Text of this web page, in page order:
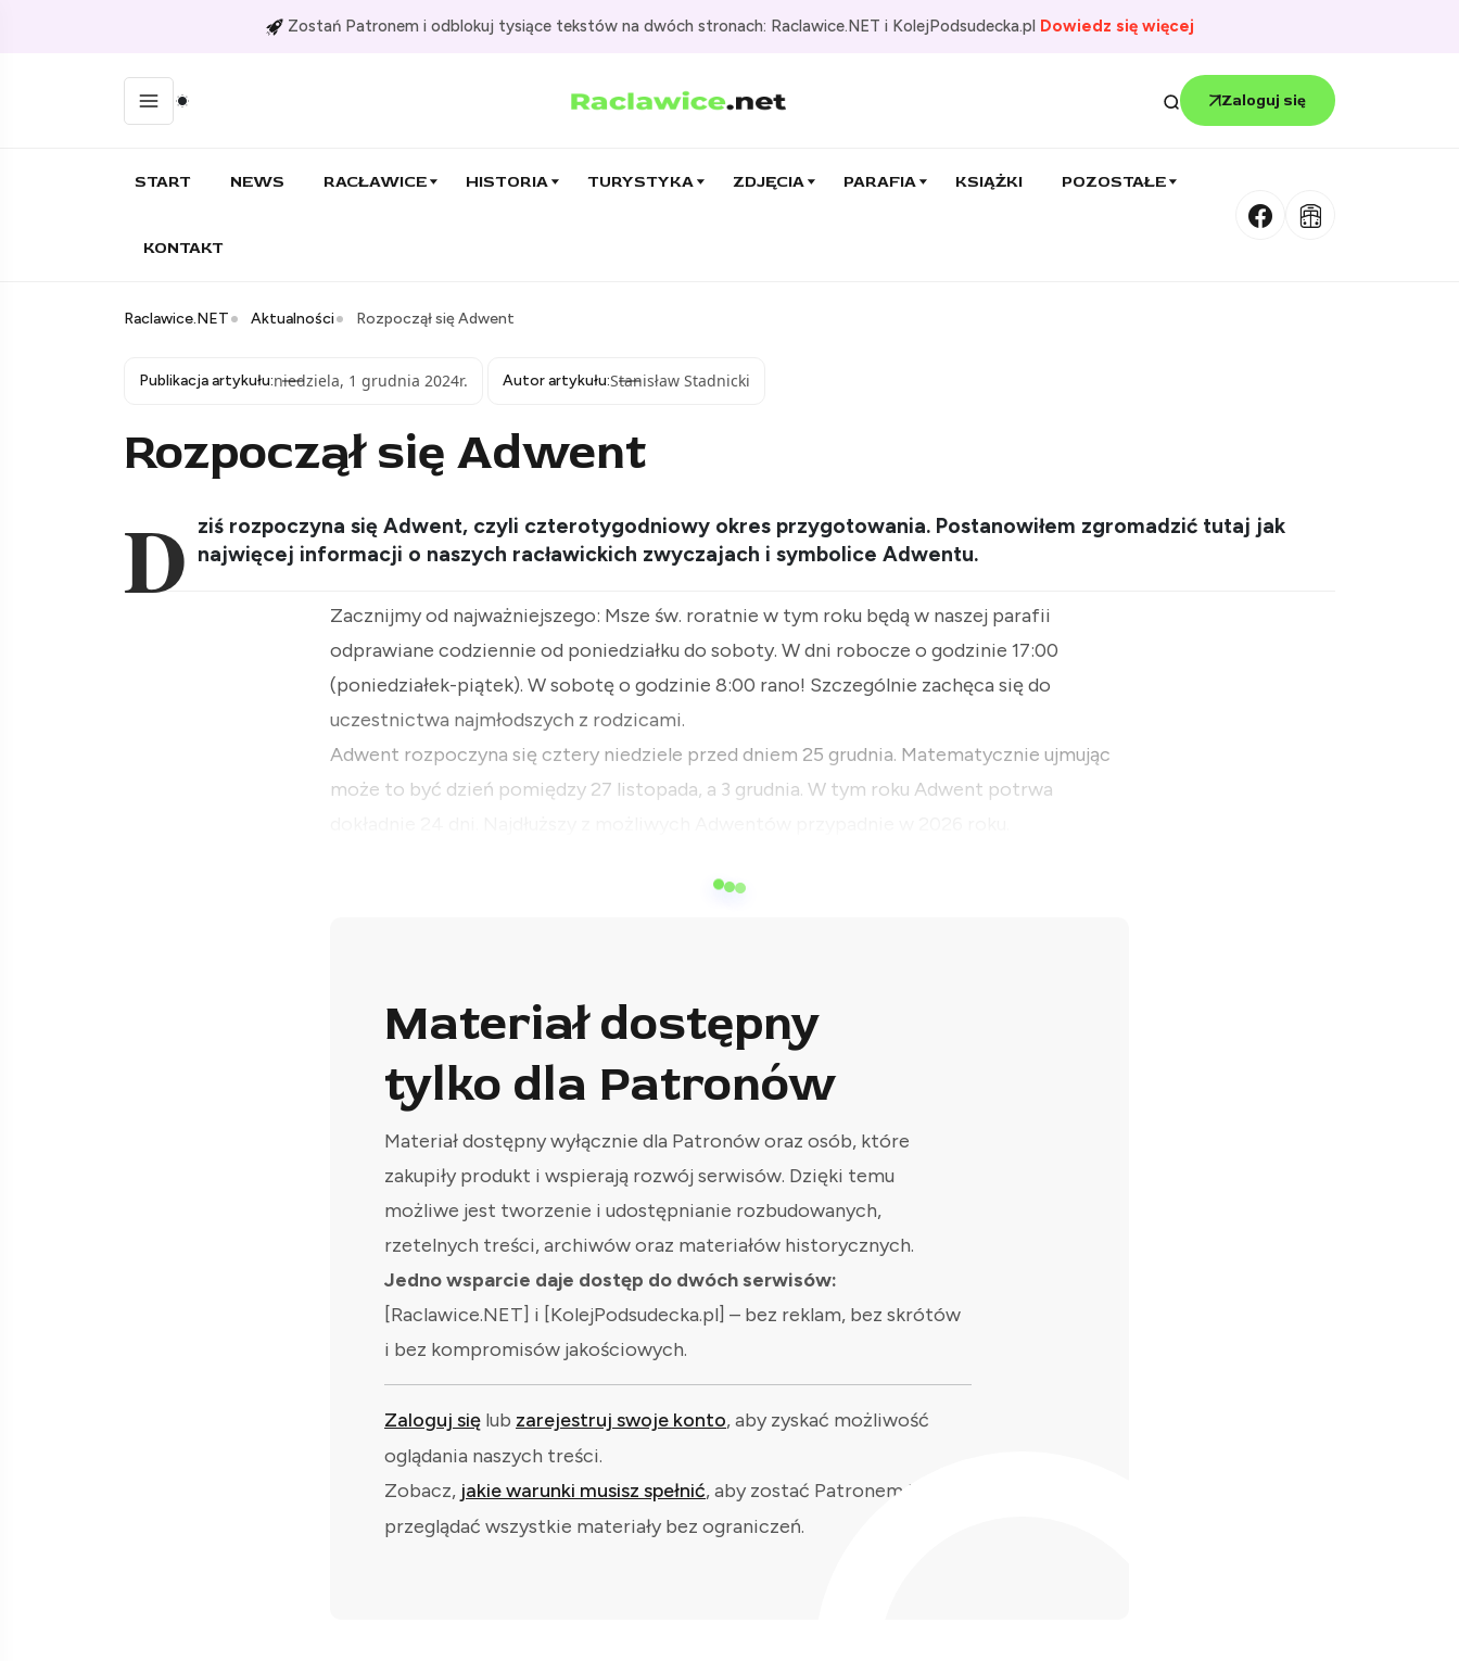
Zostań Patronem i odblokuj tysiące tekstów na dwóch stronach: Raclawice.NET i KolejPodsudecka.pl Dowiedz się więcej
Zaloguj się
START NEWS RACŁAWICE HISTORIA TURYSTYKA ZDJĘCIA PARAFIA KSIĄŻKI POZOSTAŁE
KONTAKT
Raclawice.NET Aktualności Rozpoczął się Adwent
Publikacja artykułu:niedziela, 1 grudnia 2024r. Autor artykułu:Stanisław Stadnicki
Rozpoczął się Adwent
D ziś rozpoczyna się Adwent, czyli czterotygodniowy okres przygotowania. Postanowiłem zgromadzić tutaj jak
najwięcej informacji o naszych racławickich zwyczajach i symbolice Adwentu.
Zacznijmy od najważniejszego: Msze św. roratnie w tym roku będą w naszej parafii
odprawiane codziennie od poniedziałku do soboty. W dni robocze o godzinie 17:00
(poniedziałek-piątek). W sobotę o godzinie 8:00 rano! Szczególnie zachęca się do
uczestnictwa najmłodszych z rodzicami.
Adwent rozpoczyna się cztery niedziele przed dniem 25 grudnia. Matematycznie ujmując
może to być dzień pomiędzy 27 listopada, a 3 grudnia. W tym roku Adwent potrwa
Materiał dostępny
tylko dla Patronów
Materiał dostępny wyłącznie dla Patronów oraz osób, które
zakupiły produkt i wspierają rozwój serwisów. Dzięki temu
możliwe jest tworzenie i udostępnianie rozbudowanych,
rzetelnych treści, archiwów oraz materiałów historycznych.
Jedno wsparcie daje dostęp do dwóch serwisów:
[Raclawice.NET] i [KolejPodsudecka.pl] – bez reklam, bez skrótów
i bez kompromisów jakościowych.
Zaloguj się lub zarejestruj swoje konto, aby zyskać możliwość
oglądania naszych treści.
Zobacz, jakie warunki musisz spełnić, aby zostać Patronem i
przeglądać wszystkie materiały bez ograniczeń.